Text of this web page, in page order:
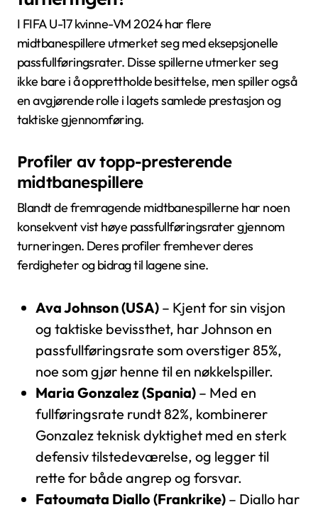
I FIFA U-17 kvinne-VM 2024 har flere
midtbanespillere utmerket seg med eksepsjonelle
passfullføringsrater. Disse spillerne utmerker seg
ikke bare i å opprettholde besittelse, men spiller også
en avgjørende rolle i lagets samlede prestasjon og
taktiske gjennomføring.
Profiler av topp-presterende
midtbanespillere
Blandt de fremragende midtbanespillerne har noen
konsekvent vist høye passfullføringsrater gjennom
turneringen. Deres profiler fremhever deres
ferdigheter og bidrag til lagene sine.
Ava Johnson (USA)– Kjent for sin visjon
og taktiske bevissthet, har Johnson en
passfullføringsrate som overstiger 85%,
noe som gjør henne til en nøkkelspiller.
Maria Gonzalez (Spania)– Med en
fullføringsrate rundt 82%, kombinerer
Gonzalez teknisk dyktighet med en sterk
defensiv tilstedeværelse, og legger til
rette for både angrep og forsvar.
Fatoumata Diallo (Frankrike)– Diallo har